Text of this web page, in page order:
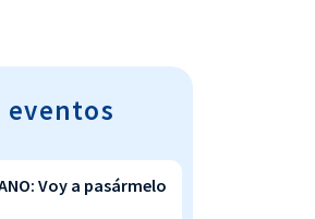
eventos
Voy a pasármelo